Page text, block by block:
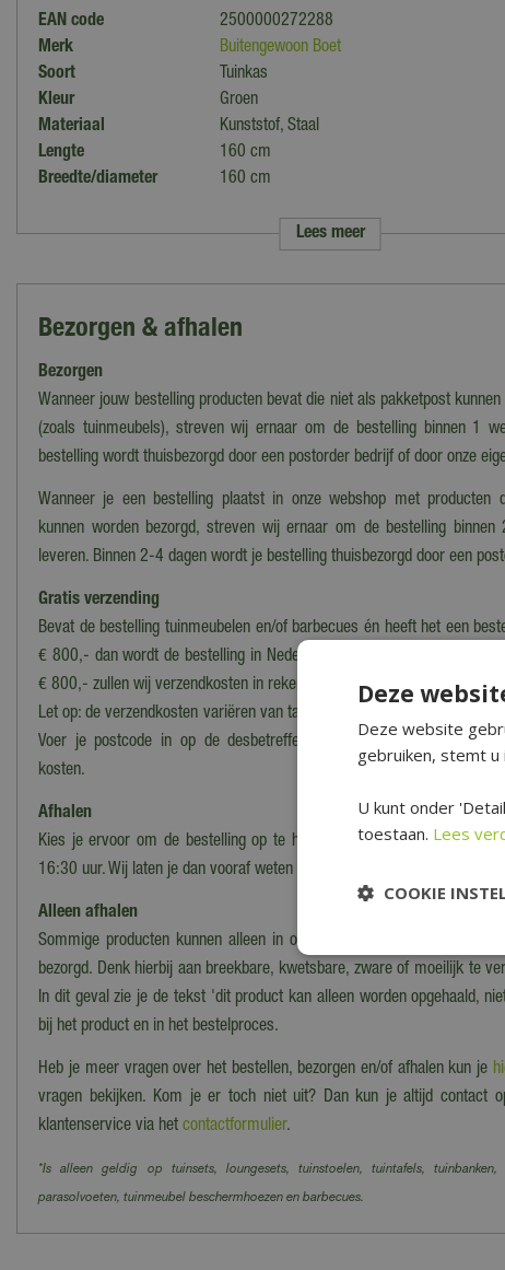
EAN code
2500000272288
Merk
Buitengewoon Boet
Soort
Tuinkas
Kleur
Groen
Materiaal
Kunststof, Staal
Lengte
160 cm
Breedte/diameter
160 cm
fundering)
Lees meer
Bezorgen & afhalen
Bezorgen
Wanneer jouw bestelling producten bevat die niet als pakketpost
(zoals tuinmeubels), streven wij ernaar om de bestelling binnen 1
bestelling wordt thuisbezorgd door een postorder bedrijf of door onze
Wanneer je een bestelling plaatst in onze webshop met producten
kunnen worden bezorgd, streven wij ernaar om de bestelling
leveren. Binnen 2-4 dagen wordt je bestelling thuisbezorgd door een
Gratis verzending
Bevat de bestelling tuinmeubelen en/of barbecues én heeft het een
€ 800,- dan wordt de bestelling in Nederland
€ 800,- zullen wij verzendkosten in rekening brengen.
Let op: de verzendkosten variëren van tarief i.v.m. grootte en het gewicht
Voer je postcode in op de desbetreffende productpagina voor een
kosten.
Afhalen
Kies je ervoor om de bestelling op te halen in ons magazijn/onze
16:30 uur. Wij laten je dan vooraf weten wanneer en waar de bestelling
Alleen afhalen
Sommige producten kunnen alleen in onze winkel worden afgehaald
bezorgd. Denk hierbij aan breekbare, kwetsbare, zware of moeilijk te
In dit geval zie je de tekst 'dit product kan alleen worden opgehaald,
bij het product en in het bestelproces.
Heb je meer vragen over het bestellen, bezorgen en/of afhalen kun je
vragen bekijken. Kom je er toch niet uit? Dan kun je altijd contact
klantenservice via het contactformulier.
*Is alleen geldig op tuinsets, loungesets, tuinstoelen, tuintafels, tuinbanken,
parasolvoeten, tuinmeubel beschermhoezen en barbecues.
Deze
Deze website
gebruiken, stemt u
U kunt onder
toestaan. Lees
COOKIE